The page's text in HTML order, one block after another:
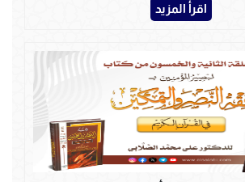
اقرأ المزيد